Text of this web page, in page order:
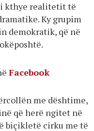
kthye realitetit të
Ky grupim
demokratik, që në
Facebook
me dështime,
që herë ngitet në
biçikletë cirku me të